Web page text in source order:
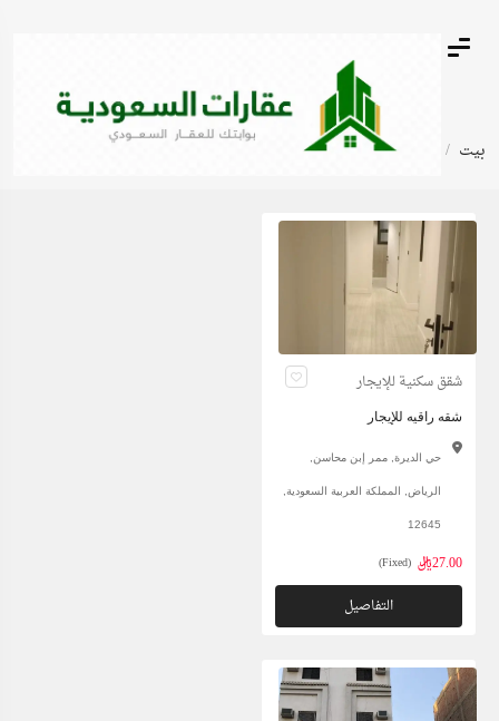
بيت الصفحة 2
شقق سكنية للإيجار
شقه راقيه للإيجار
حي الديرة, ممر إبن محاسن,
الرياض, المملكة العربية السعودية,
12645
27.00ريال (Fixed)
التفاصيل